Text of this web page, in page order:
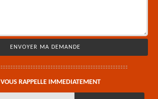
RAPPELLE IMMEDIATEMENT